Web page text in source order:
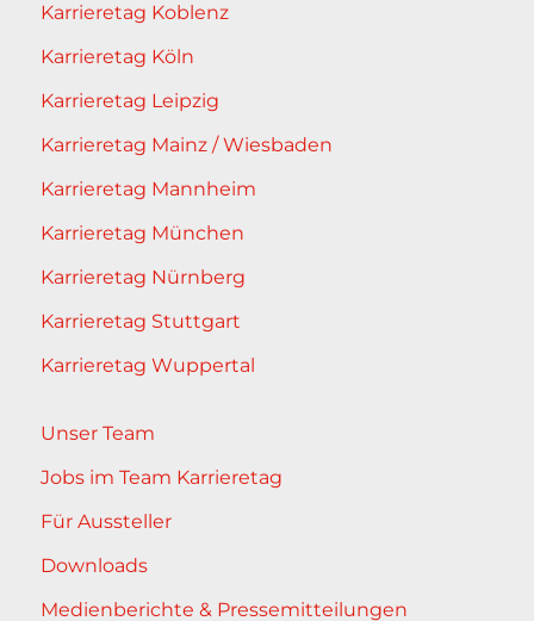
Karrieretag Koblenz
Karrieretag Köln
Karrieretag Leipzig
Karrieretag Mainz / Wiesbaden
Karrieretag Mannheim
Karrieretag München
Karrieretag Nürnberg
Karrieretag Stuttgart
Karrieretag Wuppertal
Unser Team
Jobs im Team Karrieretag
Für Aussteller
Downloads
Medienberichte & Pressemitteilungen